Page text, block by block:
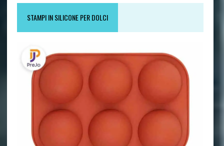
STAMPI IN SILICONE PER DOLCI